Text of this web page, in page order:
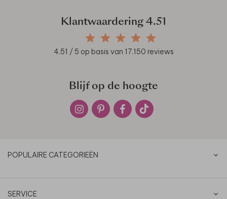
Klantwaardering 4.51
4.51 / 5 op basis van 17.150 reviews
Blijf op de hoogte
POPULAIRE CATEGORIEËN
SERVICE